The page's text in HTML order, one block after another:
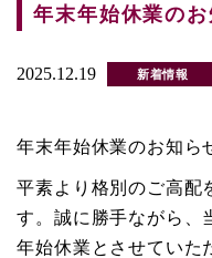
年末年始休業のお
2025.12.19 新着情報
年末年始休業のお知ら
平素より格別のご高配
す。誠に勝手ながら、
年始休業とさせていた